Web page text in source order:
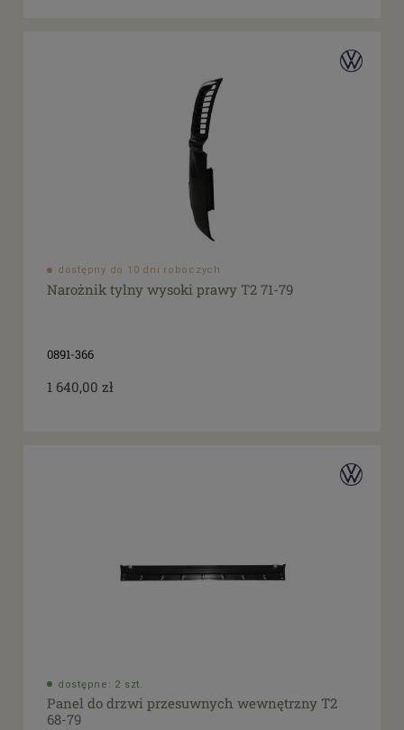
dostępny do 10 dni roboczych
Narożnik tylny wysoki prawy T2 71-79
0891-366
1 640,00 zł
dostępne: 2 szt.
Panel do drzwi przesuwnych wewnętrzny T2
68-79